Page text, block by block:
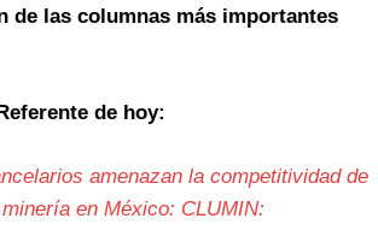
de las columnas más importantes
de hoy:
amenazan la competitividad de
en México: CLUMIN: